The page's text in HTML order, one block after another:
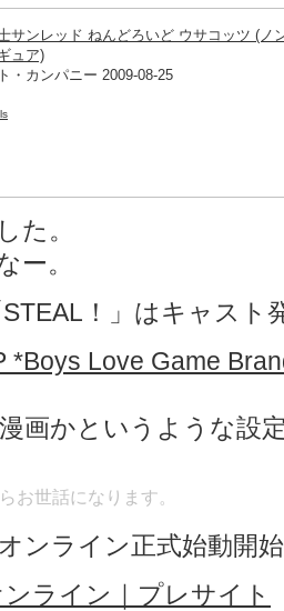
サンレッド ねんどろいど ウサコッツ (ノ
ュア)
・カンパニー 2009-08-25
た。
ー。
！」はキャスト
*Boys Love Game
画かというような設
お世話になります。
ライン正式始動開
ライン｜プレサイト